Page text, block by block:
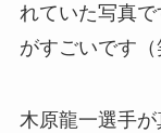
れていた写真
がすごいです（
木原龍一選手が